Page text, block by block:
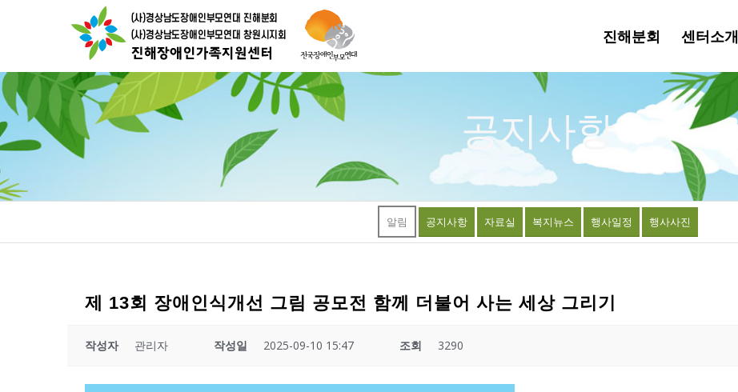
진해분회 센터소개
공지사항
알림 공지사항 자료실 복지뉴스 행사일정 행사사진
제 13회 장애인식개선 그림 공모전 함께 더불어 사는 세상 그리기
작성자 관리자 작성일 2025-09-10 15:47 조회 3290